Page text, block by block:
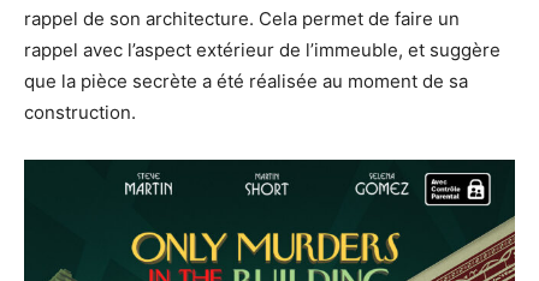
rappel de son architecture. Cela permet de faire un
rappel avec l’aspect extérieur de l’immeuble, et suggère
que la pièce secrète a été réalisée au moment de sa
construction.